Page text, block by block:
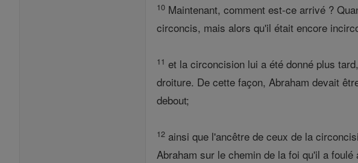
10 Maintenant, comment est-ce arrivé ?
circoncis, mais alors qu'il était encore
11 et la circoncision lui a été donné plus
droiture. De cette façon, Abraham devait
debout;
12 ainsi que l'ancêtre de ceux de la
Abraham sur le chemin de la foi qu'il a